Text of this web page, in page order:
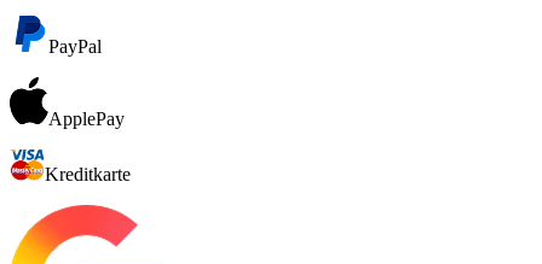
PayPal
ApplePay
Kreditkarte